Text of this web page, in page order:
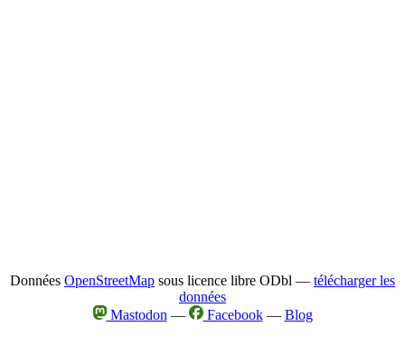
Données OpenStreetMap sous licence libre ODbl — télécharger les
données
Mastodon — Facebook— Blog